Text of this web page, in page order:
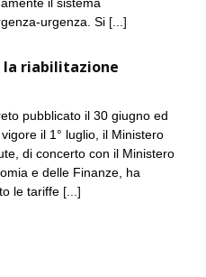
urgenza. Si [...]
riabilitazione
pubblicato il 30 giugno ed
il 1° luglio, il Ministero
di concerto con il Ministero
e delle Finanze, ha
le tariffe [...]